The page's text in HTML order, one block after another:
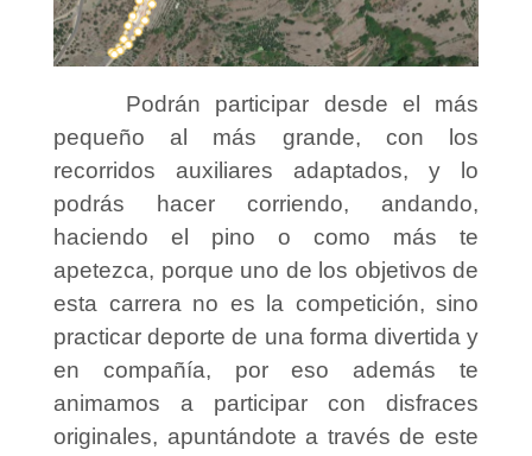
Podrán participar desde el más
pequeño al más grande, con los
recorridos auxiliares adaptados, y lo
podrás hacer corriendo, andando,
haciendo el pino o como más te
apetezca, porque uno de los objetivos de
esta carrera no es la competición, sino
practicar deporte de una forma divertida y
en compañía, por eso además te
animamos a participar con disfraces
originales, apuntándote a través de este